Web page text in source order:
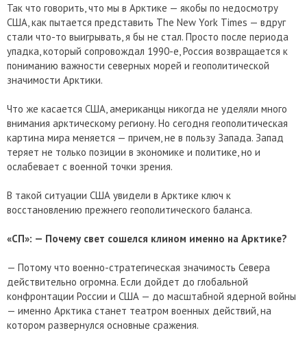
Так что говорить, что мы в Арктике — якобы по недосмотру
США, как пытается представить The New York Times — вдруг
стали что-то выигрывать, я бы не стал. Просто после периода
упадка, который сопровождал 1990-е, Россия возвращается к
пониманию важности северных морей и геополитической
значимости Арктики.
Что же касается США, американцы никогда не уделяли много
внимания арктическому региону. Но сегодня геополитическая
картина мира меняется — причем, не в пользу Запада. Запад
теряет не только позиции в экономике и политике, но и
ослабевает с военной точки зрения.
В такой ситуации США увидели в Арктике ключ к
восстановлению прежнего геополитического баланса.
«СП»: — Почему свет сошелся клином именно на Арктике?
— Потому что военно-стратегическая значимость Севера
действительно огромна. Если дойдет до глобальной
конфронтации России и США — до масштабной ядерной войны
— именно Арктика станет театром военных действий, на
котором развернулся основные сражения.